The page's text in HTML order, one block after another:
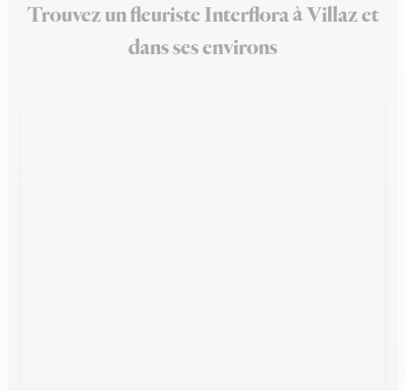
Trouvez un fleuriste Interflora à Villaz et
dans ses environs